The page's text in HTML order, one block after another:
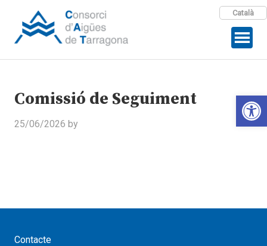
Català
Comissió de Seguiment
25/06/2026 by
Contacte